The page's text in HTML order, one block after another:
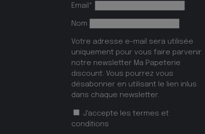
Email*
Nom
Votre adresse e-mail sera utilisée
uniquement pour vous faire parvenir
notre newsletter Ma Papeterie
discount. Vous pourrez vous
désabonner en utilisant le lien inlus
dans chaque newsletter.
J'accepte les termes et
conditions